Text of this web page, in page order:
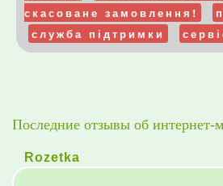
скасоване замовлення!
служба підтримки
Последние отзывы об интернет-
Rozetka